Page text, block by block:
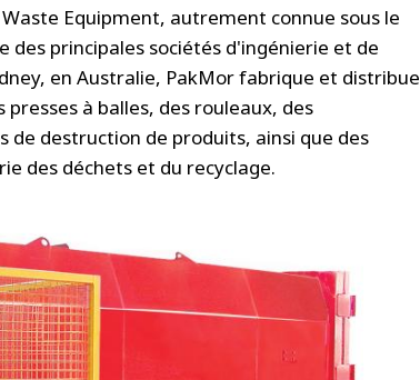
Equipment, autrement connue sous le
des principales sociétés d'ingénierie et de
en Australie, PakMor fabrique et distribue
à balles, des rouleaux, des
de destruction de produits, ainsi que des
des déchets et du recyclage.